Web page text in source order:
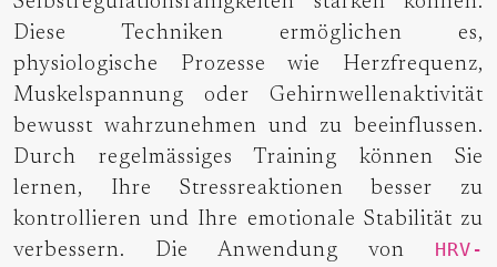
Diese Techniken ermöglichen es,
physiologische Prozesse wie Herzfrequenz,
Muskelspannung oder Gehirnwellenaktivität
bewusst wahrzunehmen und zu beeinflussen.
Durch regelmässiges Training können Sie
lernen, Ihre Stressreaktionen besser zu
kontrollieren und Ihre emotionale Stabilität zu
verbessern. Die Anwendung von HRV-